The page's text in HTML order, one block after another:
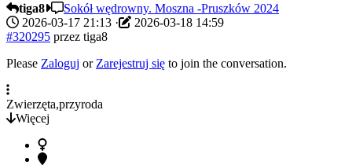
tiga8
Sokół wędrowny. Moszna -Pruszków 2024
2026-03-17 21:13 ·
2026-03-18 14:59
#320295 przez tiga8
Please Zaloguj or Zarejestruj się to join the conversation.
Zwierzęta,przyroda
Więcej